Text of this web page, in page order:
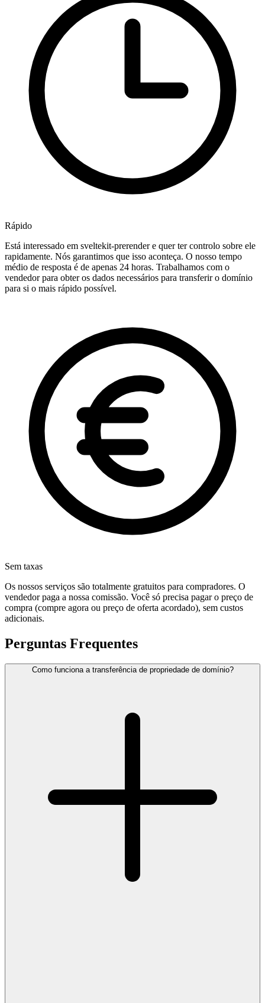
Rápido
Está interessado em sveltekit-prerender e quer ter controlo sobre ele
rapidamente. Nós garantimos que isso aconteça. O nosso tempo
médio de resposta é de apenas 24 horas. Trabalhamos com o
vendedor para obter os dados necessários para transferir o domínio
para si o mais rápido possível.
Sem taxas
Os nossos serviços são totalmente gratuitos para compradores. O
vendedor paga a nossa comissão. Você só precisa pagar o preço de
compra (compre agora ou preço de oferta acordado), sem custos
adicionais.
Perguntas Frequentes
Como funciona a transferência de propriedade de domínio?